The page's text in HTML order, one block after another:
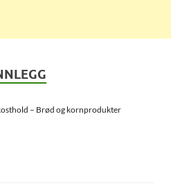
– Brød og kornprodukter